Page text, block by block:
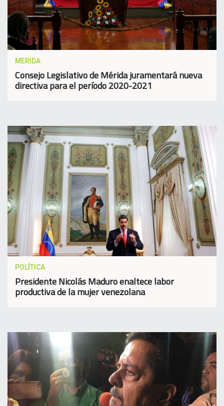
MERIDA
Consejo Legislativo de Mérida juramentará nueva
directiva para el período 2020-2021
POLÍTICA
Presidente Nicolás Maduro enaltece labor
productiva de la mujer venezolana